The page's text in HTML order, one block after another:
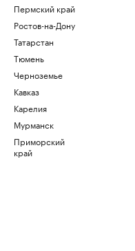
Пермский край
Ростов-на-Дону
Татарстан
Тюмень
Черноземье
Кавказ
Карелия
Мурманск
Приморский
край